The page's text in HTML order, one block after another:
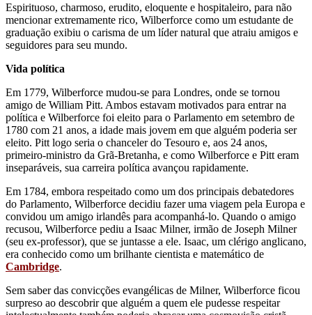
Espirituoso, charmoso, erudito, eloquente e hospitaleiro, para não
mencionar extremamente rico, Wilberforce como um estudante de
graduação exibiu o carisma de um líder natural que atraiu amigos e
seguidores para seu mundo.
Vida política
Em 1779, Wilberforce mudou-se para Londres, onde se tornou
amigo de William Pitt. Ambos estavam motivados para entrar na
política e Wilberforce foi eleito para o Parlamento em setembro de
1780 com 21 anos, a idade mais jovem em que alguém poderia ser
eleito. Pitt logo seria o chanceler do Tesouro e, aos 24 anos,
primeiro-ministro da Grã-Bretanha, e como Wilberforce e Pitt eram
inseparáveis, sua carreira política avançou rapidamente.
Em 1784, embora respeitado como um dos principais debatedores
do Parlamento, Wilberforce decidiu fazer uma viagem pela Europa e
convidou um amigo irlandês para acompanhá-lo. Quando o amigo
recusou, Wilberforce pediu a Isaac Milner, irmão de Joseph Milner
(seu ex-professor), que se juntasse a ele. Isaac, um clérigo anglicano,
era conhecido como um brilhante cientista e matemático de
Cambridge.
Sem saber das convicções evangélicas de Milner, Wilberforce ficou
surpreso ao descobrir que alguém a quem ele pudesse respeitar